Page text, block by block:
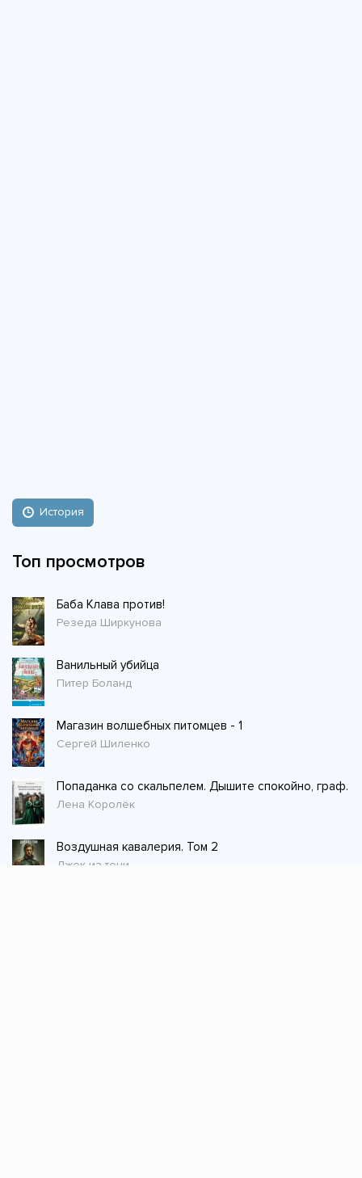
История
Топ просмотров
Баба Клава против!
Резеда Ширкунова
Ванильный убийца
Питер Боланд
Магазин волшебных питомцев - 1
Сергей Шиленко
Попаданка со скальпелем. Дышите спокойно, граф.
Лена Королёк
Воздушная кавалерия. Том 2
Джек из тени